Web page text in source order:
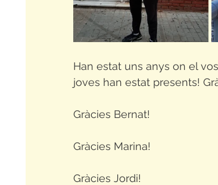
Han estat uns anys on el
joves han estat presents!
Gràcies Bernat!
Gràcies Marina!
Gràcies Jordi!